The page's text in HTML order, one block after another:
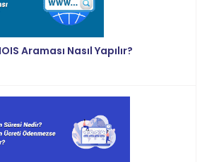
Araması Nasıl Yapılır?